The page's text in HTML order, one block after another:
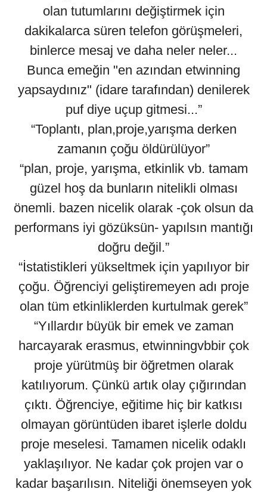
olan tutumlarını değiştirmek için
dakikalarca süren telefon görüşmeleri,
binlerce mesaj ve daha neler neler...
Bunca emeğin "en azından etwinning
yapsaydınız" (idare tarafından) denilerek
puf diye uçup gitmesi...”
“Toplantı, plan,proje,yarışma derken
zamanın çoğu öldürülüyor”
“plan, proje, yarışma, etkinlik vb. tamam
güzel hoş da bunların nitelikli olması
önemli. bazen nicelik olarak -çok olsun da
performans iyi gözüksün- yapılsın mantığı
doğru değil.”
“İstatistikleri yükseltmek için yapılıyor bir
çoğu. Öğrenciyi geliştiremeyen adı proje
olan tüm etkinliklerden kurtulmak gerek”
“Yıllardır büyük bir emek ve zaman
harcayarak erasmus, etwinningvbbir çok
proje yürütmüş bir öğretmen olarak
katılıyorum. Çünkü artık olay çığırından
çıktı. Öğrenciye, eğitime hiç bir katkısı
olmayan görüntüden ibaret işlerle doldu
proje meselesi. Tamamen nicelik odaklı
yaklaşılıyor. Ne kadar çok projen var o
kadar başarılısın. Niteliği önemseyen yok